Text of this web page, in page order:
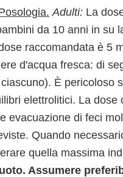
Adulti: La
da 10 anni in su
raccomandata è 5
d'acqua fresca: di
È pericoloso
elettrolitici. La dose
evacuazione di feci
Quando
quella massima
Assumere